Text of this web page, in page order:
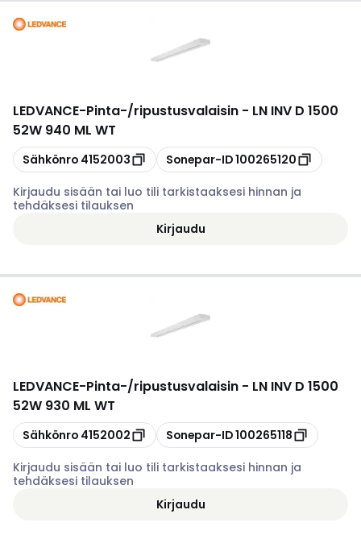
LEDVANCE-Pinta-/ripustusvalaisin - LN INV D 1500
52W 940 ML WT
Kopioi
Sähkönro 4152003 Kopioi
Sonepar-ID100265120
Kirjaudu sisään tai luo tili tarkistaaksesi hinnan ja
tehdäksesi tilauksen
Kirjaudu
LEDVANCE-Pinta-/ripustusvalaisin - LN INV D 1500
52W 930 ML WT
Kopioi
Sähkönro 4152002 Kopioi
Sonepar-ID100265118
Kirjaudu sisään tai luo tili tarkistaaksesi hinnan ja
tehdäksesi tilauksen
Kirjaudu